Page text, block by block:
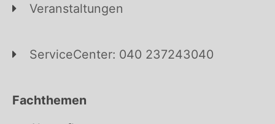
Veranstaltungen
ServiceCenter: 040 237243040
Fachthemen